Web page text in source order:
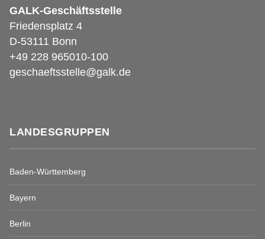
GALK-Geschäftsstelle
Friedensplatz 4
D-53111 Bonn
+49 228 965010-100
geschaeftsstelle@galk.de
LANDESGRUPPEN
Baden-Württemberg
Bayern
Berlin